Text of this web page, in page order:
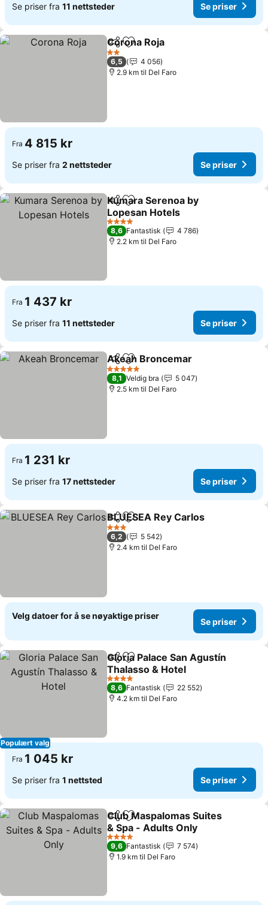
Se priser fra 11 nettsteder Se priser
Del Legg til i favoritter
Corona Roja
2 Stjerner
6,5
4 056
2.9 km til Del Faro
Fra 4 815 kr
Se priser fra 2 nettsteder Se priser
Del Legg til i favoritter
Kumara Serenoa by
Lopesan Hotels
4 Stjerner
8,6 Fantastisk
4 786
2.2 km til Del Faro
Fra 1 437 kr
Se priser fra 11 nettsteder Se priser
Del Legg til i favoritter
Akeah Broncemar
5 Stjerner
8,1 Veldig bra
5 047
2.5 km til Del Faro
Fra 1 231 kr
Se priser fra 17 nettsteder Se priser
Del Legg til i favoritter
BLUESEA Rey Carlos
3 Stjerner
6,2
5 542
2.4 km til Del Faro
Velg datoer for å se nøyaktige priser
Se priser
Populært valg
Del Legg til i favoritter
Gloria Palace San Agustín
Thalasso & Hotel
4 Stjerner
8,6 Fantastisk
22 552
4.2 km til Del Faro
Fra 1 045 kr
Se priser fra 1 nettsted Se priser
Del Legg til i favoritter
Club Maspalomas Suites
& Spa - Adults Only
4 Stjerner
9,6 Fantastisk
7 574
1.9 km til Del Faro